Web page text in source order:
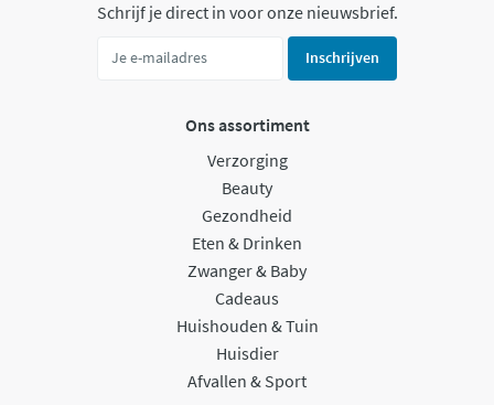
Schrijf je direct in voor onze nieuwsbrief.
Inschrijven
Ons assortiment
Verzorging
Beauty
Gezondheid
Eten & Drinken
Zwanger & Baby
Cadeaus
Huishouden & Tuin
Huisdier
Afvallen & Sport